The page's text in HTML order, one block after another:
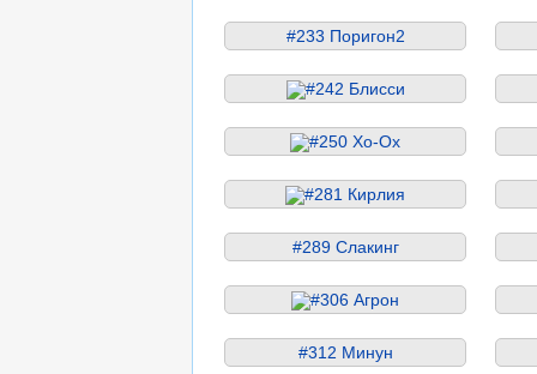
#233 Поригон2
#242 Блисси
#250 Хо-Ох
#281 Кирлия
#289 Слакинг
#306 Агрон
#312 Минун